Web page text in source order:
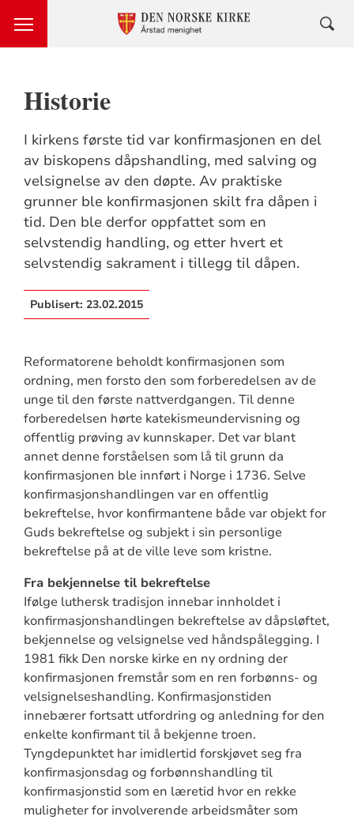
Historie
I kirkens første tid var konfirmasjonen en del
av biskopens dåpshandling, med salving og
velsignelse av den døpte. Av praktiske
grunner ble konfirmasjonen skilt fra dåpen i
tid. Den ble derfor oppfattet som en
selvstendig handling, og etter hvert et
selvstendig sakrament i tillegg til dåpen.
Publisert: 23.02.2015
Reformatorene beholdt konfirmasjonen som
ordning, men forsto den som forberedelsen av de
unge til den første nattverdgangen. Til denne
forberedelsen hørte katekismeundervisning og
offentlig prøving av kunnskaper. Det var blant
annet denne forståelsen som lå til grunn da
konfirmasjonen ble innført i Norge i 1736. Selve
konfirmasjonshandlingen var en offentlig
bekreftelse, hvor konfirmantene både var objekt for
Guds bekreftelse og subjekt i sin personlige
bekreftelse på at de ville leve som kristne.
Fra bekjennelse til bekreftelse
Ifølge luthersk tradisjon innebar innholdet i
konfirmasjonshandlingen bekreftelse av dåpsløftet,
bekjennelse og velsignelse ved håndspålegging. I
1981 fikk Den norske kirke en ny ordning der
konfirmasjonen fremstår som en ren forbønns- og
velsignelseshandling. Konfirmasjonstiden
innebærer fortsatt utfordring og anledning for den
enkelte konfirmant til å bekjenne troen.
Tyngdepunktet har imidlertid forskjøvet seg fra
konfirmasjonsdag og forbønnshandling til
konfirmasjonstid som en læretid hvor en rekke
muligheter for involverende arbeidsmåter som